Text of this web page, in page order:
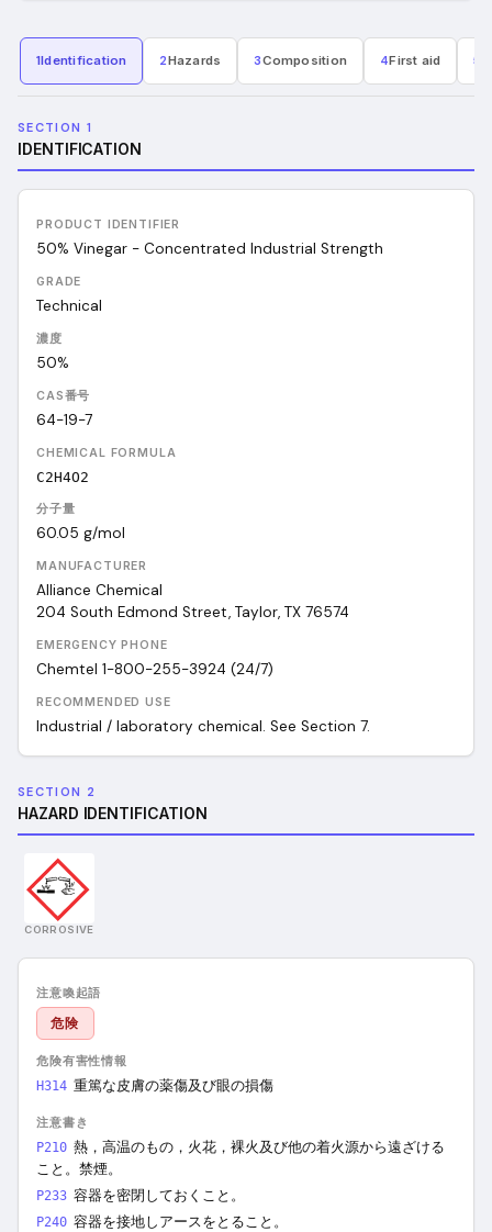
1Identification 2Hazards 3Composition 4First aid 5
SECTION 1
IDENTIFICATION
PRODUCT IDENTIFIER
50% Vinegar - Concentrated Industrial Strength
GRADE
Technical
濃度
50%
CAS番号
64-19-7
CHEMICAL FORMULA
C2H4O2
分子量
60.05 g/mol
MANUFACTURER
Alliance Chemical
204 South Edmond Street, Taylor, TX 76574
EMERGENCY PHONE
Chemtel 1-800-255-3924 (24/7)
RECOMMENDED USE
Industrial / laboratory chemical. See Section 7.
SECTION 2
HAZARD IDENTIFICATION
CORROSIVE
注意喚起語
危険
危険有害性情報
H314 重篤な皮膚の薬傷及び眼の損傷
注意書き
P210 熱，高温のもの，火花，裸火及び他の着火源から遠ざける
こと。禁煙。
P233 容器を密閉しておくこと。
P240 容器を接地しアースをとること。